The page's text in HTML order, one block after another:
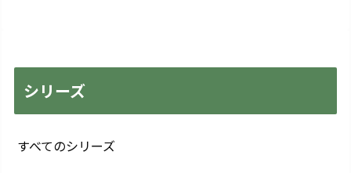
シリーズ
すべてのシリーズ